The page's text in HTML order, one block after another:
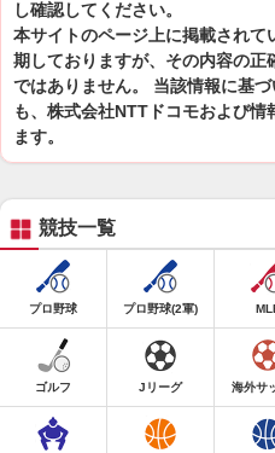
し確認してください。
本サイトのページ上に掲載され
期しておりますが、その内容の
ではありません。 当該情報に基
も、株式会社NTTドコモおよび
ます。
競技一覧
プロ野球 プロ野球(2軍)
ゴルフ Jリーグ 海外サ